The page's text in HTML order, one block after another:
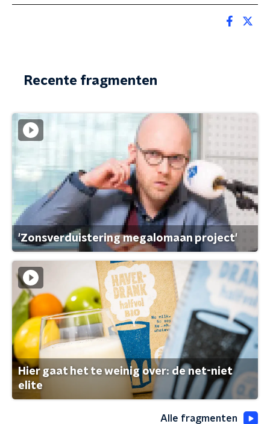
Recente fragmenten
'Zonsverduistering megalomaan project'
Hier gaat het te weinig over: de net-niet
elite
Alle fragmenten